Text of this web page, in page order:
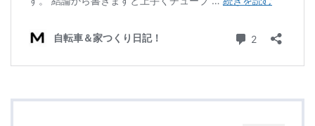
ブルべレポート2023
ブルベレポート2022